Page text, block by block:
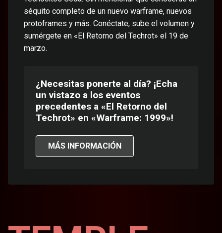
séquito completo de un nuevo warframe, nuevos
protoframes y más. Conéctate, sube el volumen y
sumérgete en «El Retorno del Techrot» el 19 de
marzo.
¿Necesitas ponerte al día? ¡Echa
un vistazo a los eventos
precedentes a «El Retorno del
Techrot» en «Warframe: 1999»!
MÁS INFORMACIÓN